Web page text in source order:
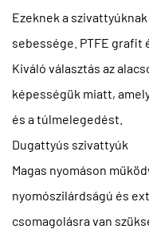
Ezeknek a
sebessége. PTFE grafit
Kiváló választás az
képességük miatt,
és a túlmelegedést.
Dugattyús szivattyúk
Magas nyomáson
nyomószilárdságú és
csomagolásra van